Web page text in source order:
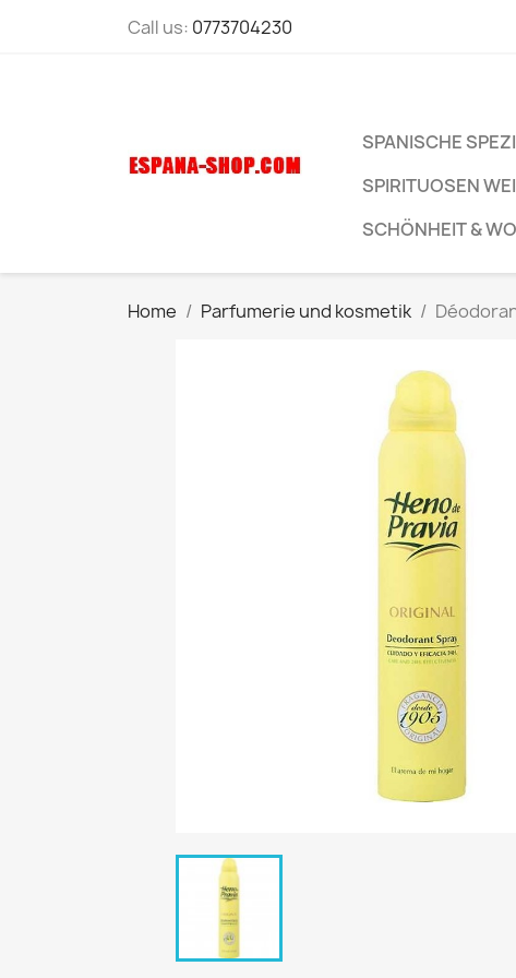
Call us: 0773704230
SPANISCHE
SPIRITUOSEN
SCHÖNHEIT &
Home Parfumerie und kosmetik